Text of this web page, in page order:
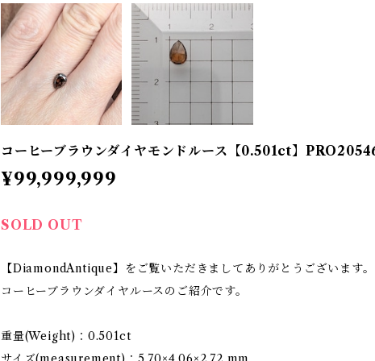
コーヒーブラウンダイヤモンドルース【0.501ct】
¥99,999,999
SOLD OUT
【DiamondAntique】をご覧いただきましてありがとうございます。
コーヒーブラウンダイヤルースのご紹介です。
重量(Weight)：0.501ct